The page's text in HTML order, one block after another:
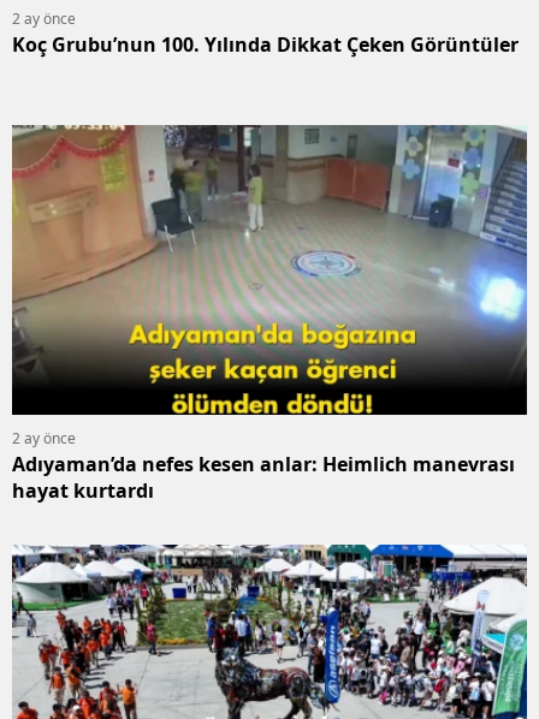
2 ay önce
Koç Grubu’nun 100. Yılında Dikkat Çeken Görüntüler
2 ay önce
Adıyaman’da nefes kesen anlar: Heimlich manevrası
hayat kurtardı